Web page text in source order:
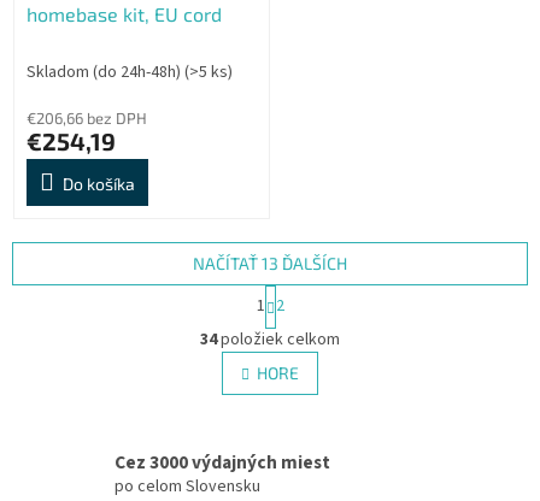
homebase kit, EU cord
Skladom (do 24h-48h) (>5 ks)
€206,66 bez DPH
€254,19
Do košíka
O
v
l
á
c
NAČÍTAŤ 13 ĎALŠÍCH
S
t
r
á
n
k
a
1 2
34položiek celkom
HORE
Cez 3000 výdajných miest
po celom Slovensku